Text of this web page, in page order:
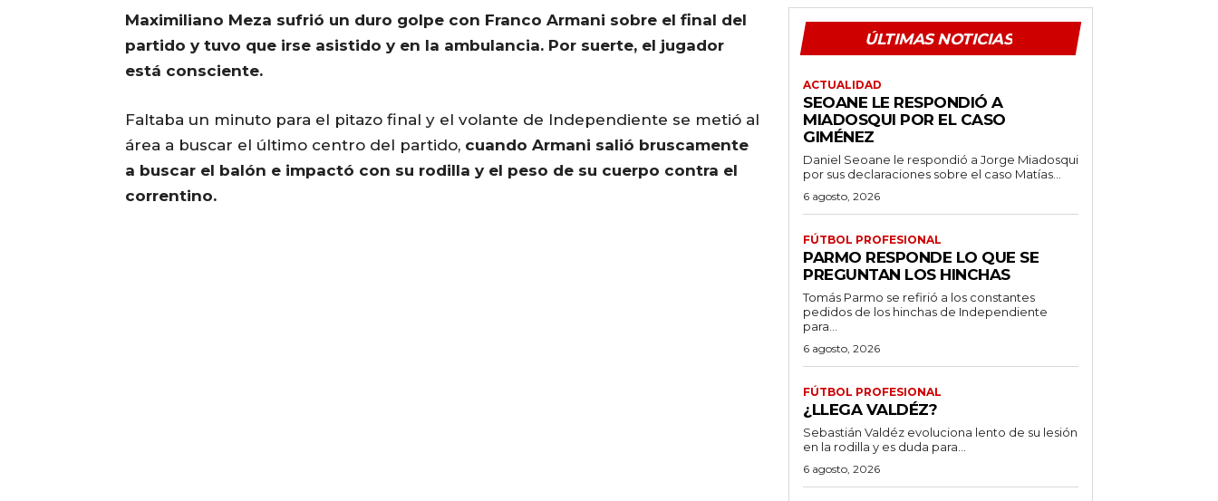
Maximiliano Meza sufrió un duro golpe con Franco Armani sobre el final del
partido y tuvo que irse asistido y en la ambulancia. Por suerte, el jugador
está consciente.
Faltaba un minuto para el pitazo final y el volante de Independiente se metió al
área a buscar el último centro del partido, cuando Armani salió bruscamente
a buscar el balón e impactó con su rodilla y el peso de su cuerpo contra el
correntino.
ÚLTIMAS NOTICIAS
ACTUALIDAD
SEOANE LE RESPONDIÓ A
MIADOSQUI POR EL CASO
GIMÉNEZ
Daniel Seoane le respondió a Jorge Miadosqui
por sus declaraciones sobre el caso Matías...
6 agosto, 2026
FÚTBOL PROFESIONAL
PARMO RESPONDE LO QUE SE
PREGUNTAN LOS HINCHAS
Tomás Parmo se refirió a los constantes
pedidos de los hinchas de Independiente
para...
6 agosto, 2026
FÚTBOL PROFESIONAL
¿LLEGA VALDÉZ?
Sebastián Valdéz evoluciona lento de su lesión
en la rodilla y es duda para...
6 agosto, 2026